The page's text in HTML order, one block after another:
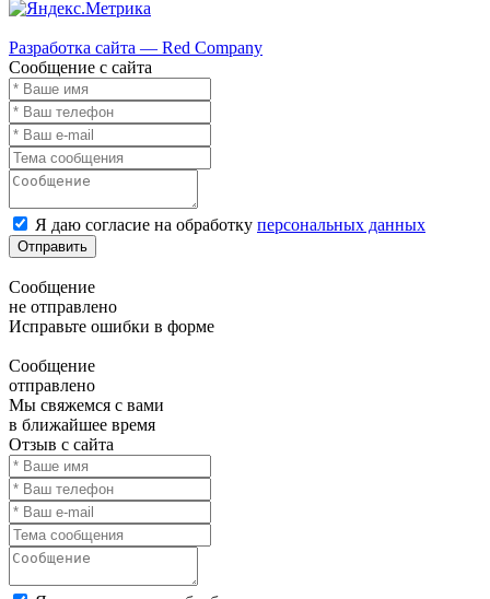
Разработка сайта — Red Company
Сообщение с сайта
Я даю согласие на обработку персональных данных
Отправить
Сообщение
не отправлено
Исправьте ошибки в форме
Сообщение
отправлено
Мы свяжемся с вами
в ближайшее время
Отзыв с сайта